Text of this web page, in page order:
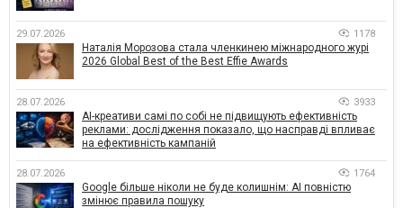
29.07.2026 1178
Наталія Морозова стала членкинею міжнародного журі
2026 Global Best of the Best Effie Awards
28.07.2026 3933
AI-креативи самі по собі не підвищують ефективність
реклами: дослідження показало, що насправді впливає
на ефективність кампаній
28.07.2026 1764
Google більше ніколи не буде колишнім: AI повністю
змінює правила пошуку